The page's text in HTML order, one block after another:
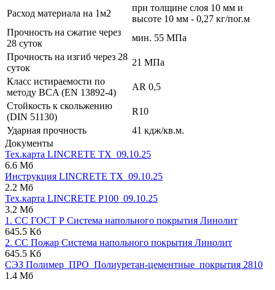
Расход материала на 1м2
при толщине слоя 10 мм и
высоте 10 мм - 0,27 кг/пог.м
Прочность на сжатие через
28 суток
мин. 55 МПа
Прочность на изгиб через 28
суток
21 МПа
Класс истираемости по
методу BCA (EN 13892-4)
AR 0,5
Стойкость к скольжению
(DIN 51130)
R10
Ударная прочность
41 кдж/кв.м.
Документы
Тех.карта LINCRETE TX_09.10.25
6.6 Мб
Инструкция LINCRETE TX_09.10.25
2.2 Мб
Тех.карта LINCRETE P100_09.10.25
3.2 Мб
1. СС ГОСТ Р Система напольного покрытия Линолит
645.5 Кб
2. СС Пожар Система напольного покрытия Линолит
645.5 Кб
СЭЗ Полимер_ПРО_Полиуретан-цементные_покрытия 2810
1.4 Мб